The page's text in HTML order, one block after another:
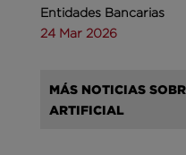
Entidades Bancarias
24 Mar 2026
MÁS NOTICIAS
ARTIFICIAL